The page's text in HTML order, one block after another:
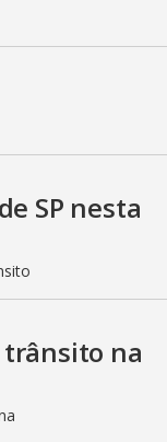
SP nesta
trânsito na